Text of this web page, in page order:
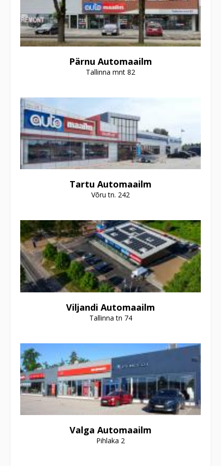
Pärnu Automaailm
Tallinna mnt 82
Tartu Automaailm
Võru tn. 242
Viljandi Automaailm
Tallinna tn 74
Valga Automaailm
Pihlaka 2